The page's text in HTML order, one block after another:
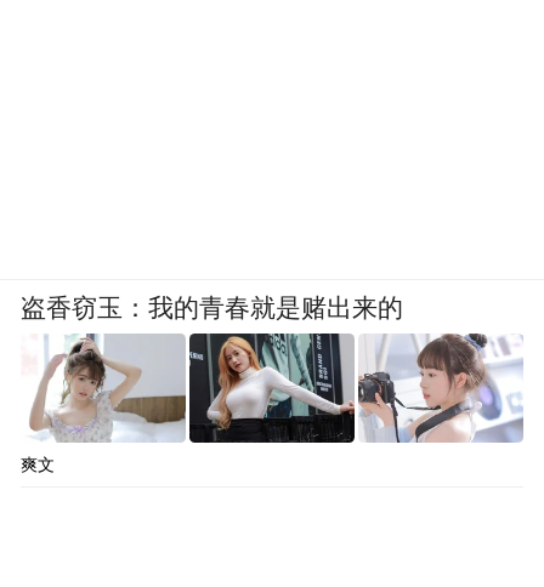
盗香窃玉：我的青春就是赌出来的
爽文